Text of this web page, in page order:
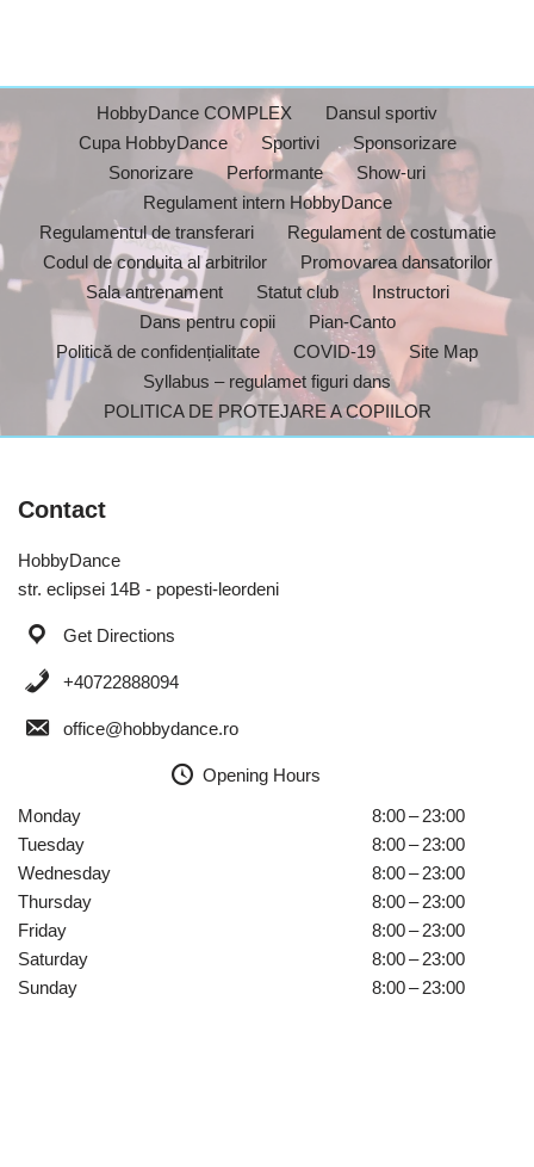
HobbyDance COMPLEX
Dansul sportiv
Cupa HobbyDance
Sportivi
Sponsorizare
Sonorizare
Performante
Show-uri
Regulament intern HobbyDance
Regulamentul de transferari
Regulament de costumatie
Codul de conduita al arbitrilor
Promovarea dansatorilor
Sala antrenament
Statut club
Instructori
Dans pentru copii
Pian-Canto
Politică de confidențialitate
COVID-19
Site Map
Syllabus – regulamet figuri dans
POLITICA DE PROTEJARE A COPIILOR
Contact
HobbyDance
str. eclipsei 14B - popesti-leordeni
Get Directions
+40722888094
office@hobbydance.ro
Opening Hours
Monday
8:00 – 23:00
Tuesday
8:00 – 23:00
Wednesday
8:00 – 23:00
Thursday
8:00 – 23:00
Friday
8:00 – 23:00
Saturday
8:00 – 23:00
Sunday
8:00 – 23:00